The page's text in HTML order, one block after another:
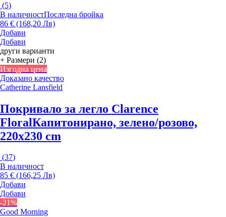
(5)
В наличностПоследна бройка
86 € (168,20 Лв)
Добави
Добави
други варианти
+ Размери (2)
Изгодна цена
Доказано качество
Catherine Lansfield
Покривало за легло Clarence
FloralКапитонирано, зелено/розово,
220x230 cm
(37)
В наличност
85 € (166,25 Лв)
Добави
Добави
-21%
Good Morning